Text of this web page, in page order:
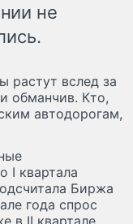
не
растут вслед за
обманчив. Кто,
автодорогам,
I квартала
Биржа
года спрос
в II квартале